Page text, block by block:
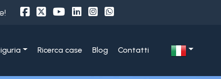
Ricerca case Blog Contatti